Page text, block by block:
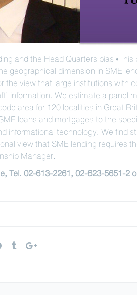
and the Head Quarters bias
geographical dimension in SME
the view that large institutions with
information. We estimate a
area for 120 localities in Great
loans and mortgages to the
informational technology. We find
view that SME lending requires
Manager.
Tel. 02-613-2261, 02-623-5651-2